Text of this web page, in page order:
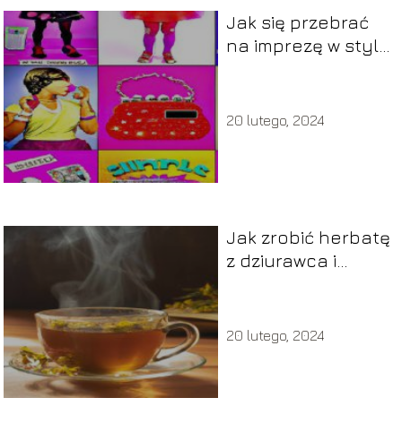
Jak się przebrać
na imprezę w stylu
20 lutego, 2024
Jak zrobić herbatę
z dziurawca i
20 lutego, 2024